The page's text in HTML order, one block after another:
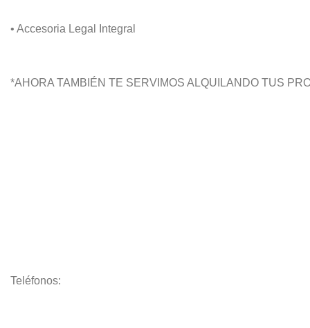
• Accesoria Legal Integral
*AHORA TAMBIÉN TE SERVIMOS ALQUILANDO TUS
Teléfonos: